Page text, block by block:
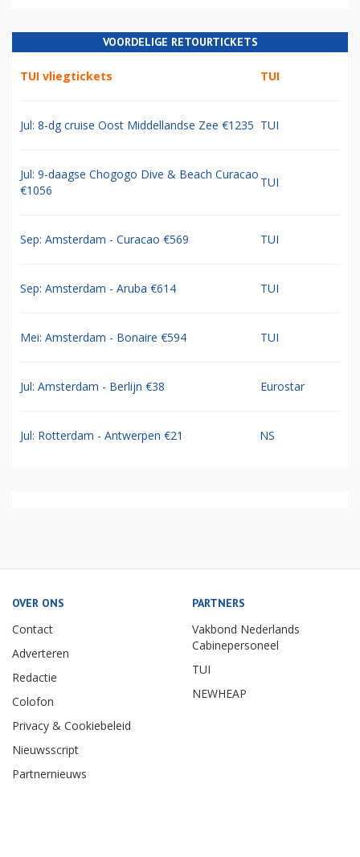
VOORDELIGE RETOURTICKETS
TUI vliegtickets TUI
Jul: 8-dg cruise Oost Middellandse Zee €1235 TUI
Jul: 9-daagse Chogogo Dive & Beach Curacao
€1056
TUI
Sep: Amsterdam - Curacao €569 TUI
Sep: Amsterdam - Aruba €614 TUI
Mei: Amsterdam - Bonaire €594 TUI
Jul: Amsterdam - Berlijn €38 Eurostar
Jul: Rotterdam - Antwerpen €21 NS
OVER ONS
Contact
Adverteren
Redactie
Colofon
Privacy & Cookiebeleid
Nieuwsscript
Partnernieuws
PARTNERS
Vakbond Nederlands
Cabinepersoneel
TUI
NEWHEAP